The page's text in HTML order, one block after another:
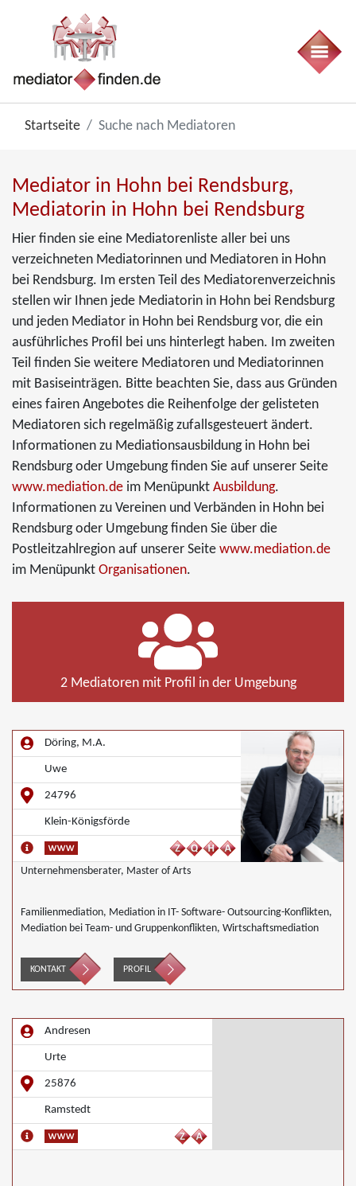
Startseite Suche nach Mediatoren
Mediator in Hohn bei Rendsburg,
Mediatorin in Hohn bei Rendsburg
Hier finden sie eine Mediatorenliste aller bei uns
verzeichneten Mediatorinnen und Mediatoren in Hohn
bei Rendsburg. Im ersten Teil des Mediatorenverzeichnis
stellen wir Ihnen jede Mediatorin in Hohn bei Rendsburg
und jeden Mediator in Hohn bei Rendsburg vor, die ein
ausführliches Profil bei uns hinterlegt haben. Im zweiten
Teil finden Sie weitere Mediatoren und Mediatorinnen
mit Basiseinträgen. Bitte beachten Sie, dass aus Gründen
eines fairen Angebotes die Reihenfolge der gelisteten
Mediatoren sich regelmäßig zufallsgesteuert ändert.
Informationen zu Mediationsausbildung in Hohn bei
Rendsburg oder Umgebung finden Sie auf unserer Seite
www.mediation.de im Menüpunkt Ausbildung.
Informationen zu Vereinen und Verbänden in Hohn bei
Rendsburg oder Umgebung finden Sie über die
Postleitzahlregion auf unserer Seite www.mediation.de
im Menüpunkt Organisationen.
2 Mediatoren mit Profil in der Umgebung
Döring, M.A.
Uwe
24796
Klein-Königsförde
Unternehmensberater, Master of Arts
Familienmediation, Mediation in IT- Software- Outsourcing-Konflikten,
Mediation bei Team- und Gruppenkonflikten, Wirtschaftsmediation
KONTAKT PROFIL
Andresen
Urte
25876
Ramstedt